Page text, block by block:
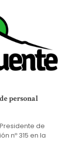
personal
de
nº 315 en la